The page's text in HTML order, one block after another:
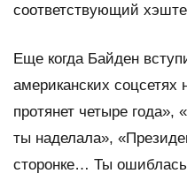
соответствующий
Еще когда Байден
американских соцсетях
протянет четыре года»,
ты наделала»,
сторонке… Ты